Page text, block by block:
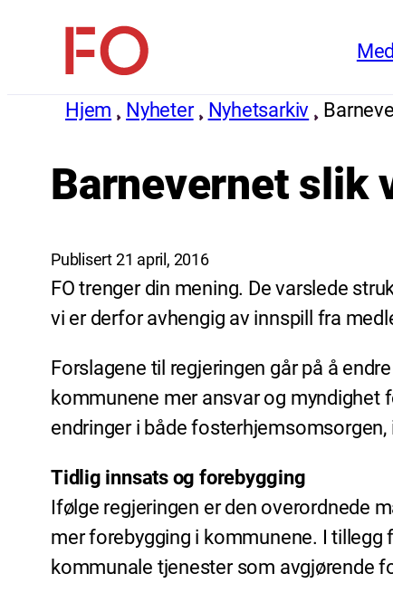
innholdFO
(Fellesorganisasjonen)
Hjem Nyheter Nyhetsarkiv
Barnevernet slik
Publisert 21 april, 2016
FO trenger din mening. De varslede
vi er derfor avhengig av innspill fra
Forslagene til regjeringen går på å
kommunene mer ansvar og myndighet
endringer i både
Tidlig innsats og forebygging
Ifølge regjeringen er den overordnede
mer forebygging i kommunene. I
kommunale tjenester som avgjørende